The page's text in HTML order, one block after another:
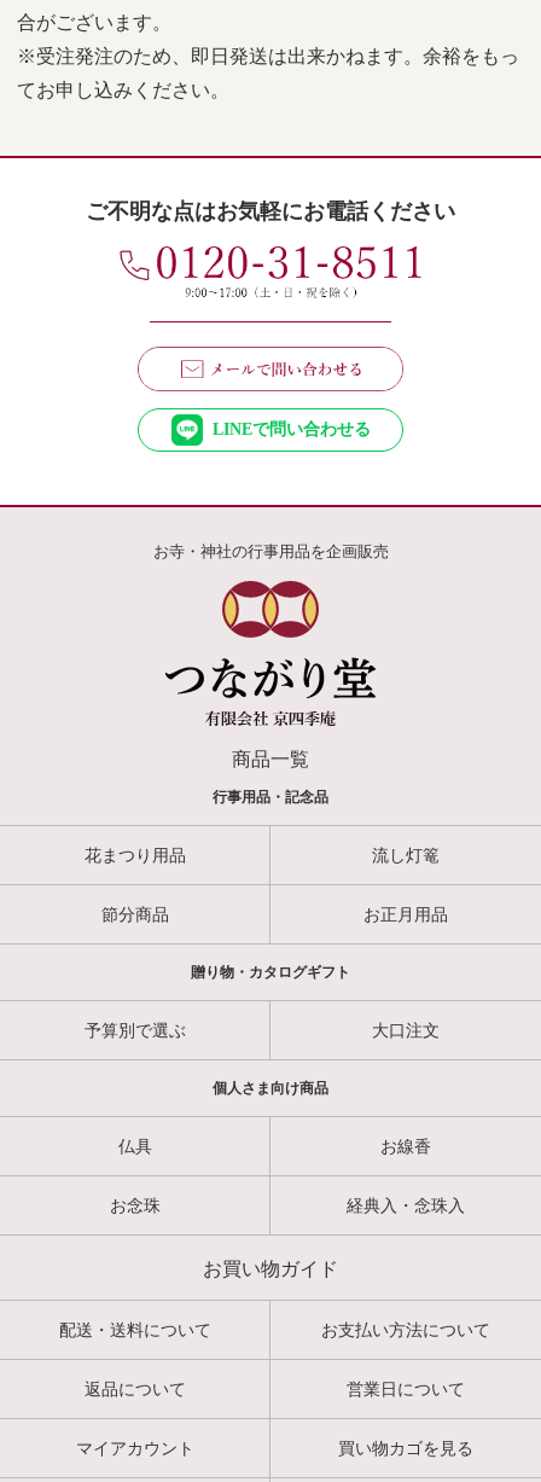
合がございます。
※受注発注のため、即日発送は出来かねます。余裕をもっ
てお申し込みください。
ご不明な点はお気軽にお電話ください
LINEで問い合わせる
お寺・神社の行事用品を企画販売
商品一覧
行事用品・記念品
花まつり用品 流し灯篭
節分商品 お正月用品
贈り物・カタログギフト
予算別で選ぶ 大口注文
個人さま向け商品
仏具 お線香
お念珠 経典入・念珠入
お買い物ガイド
配送・送料について お支払い方法について
返品について 営業日について
マイアカウント 買い物カゴを見る